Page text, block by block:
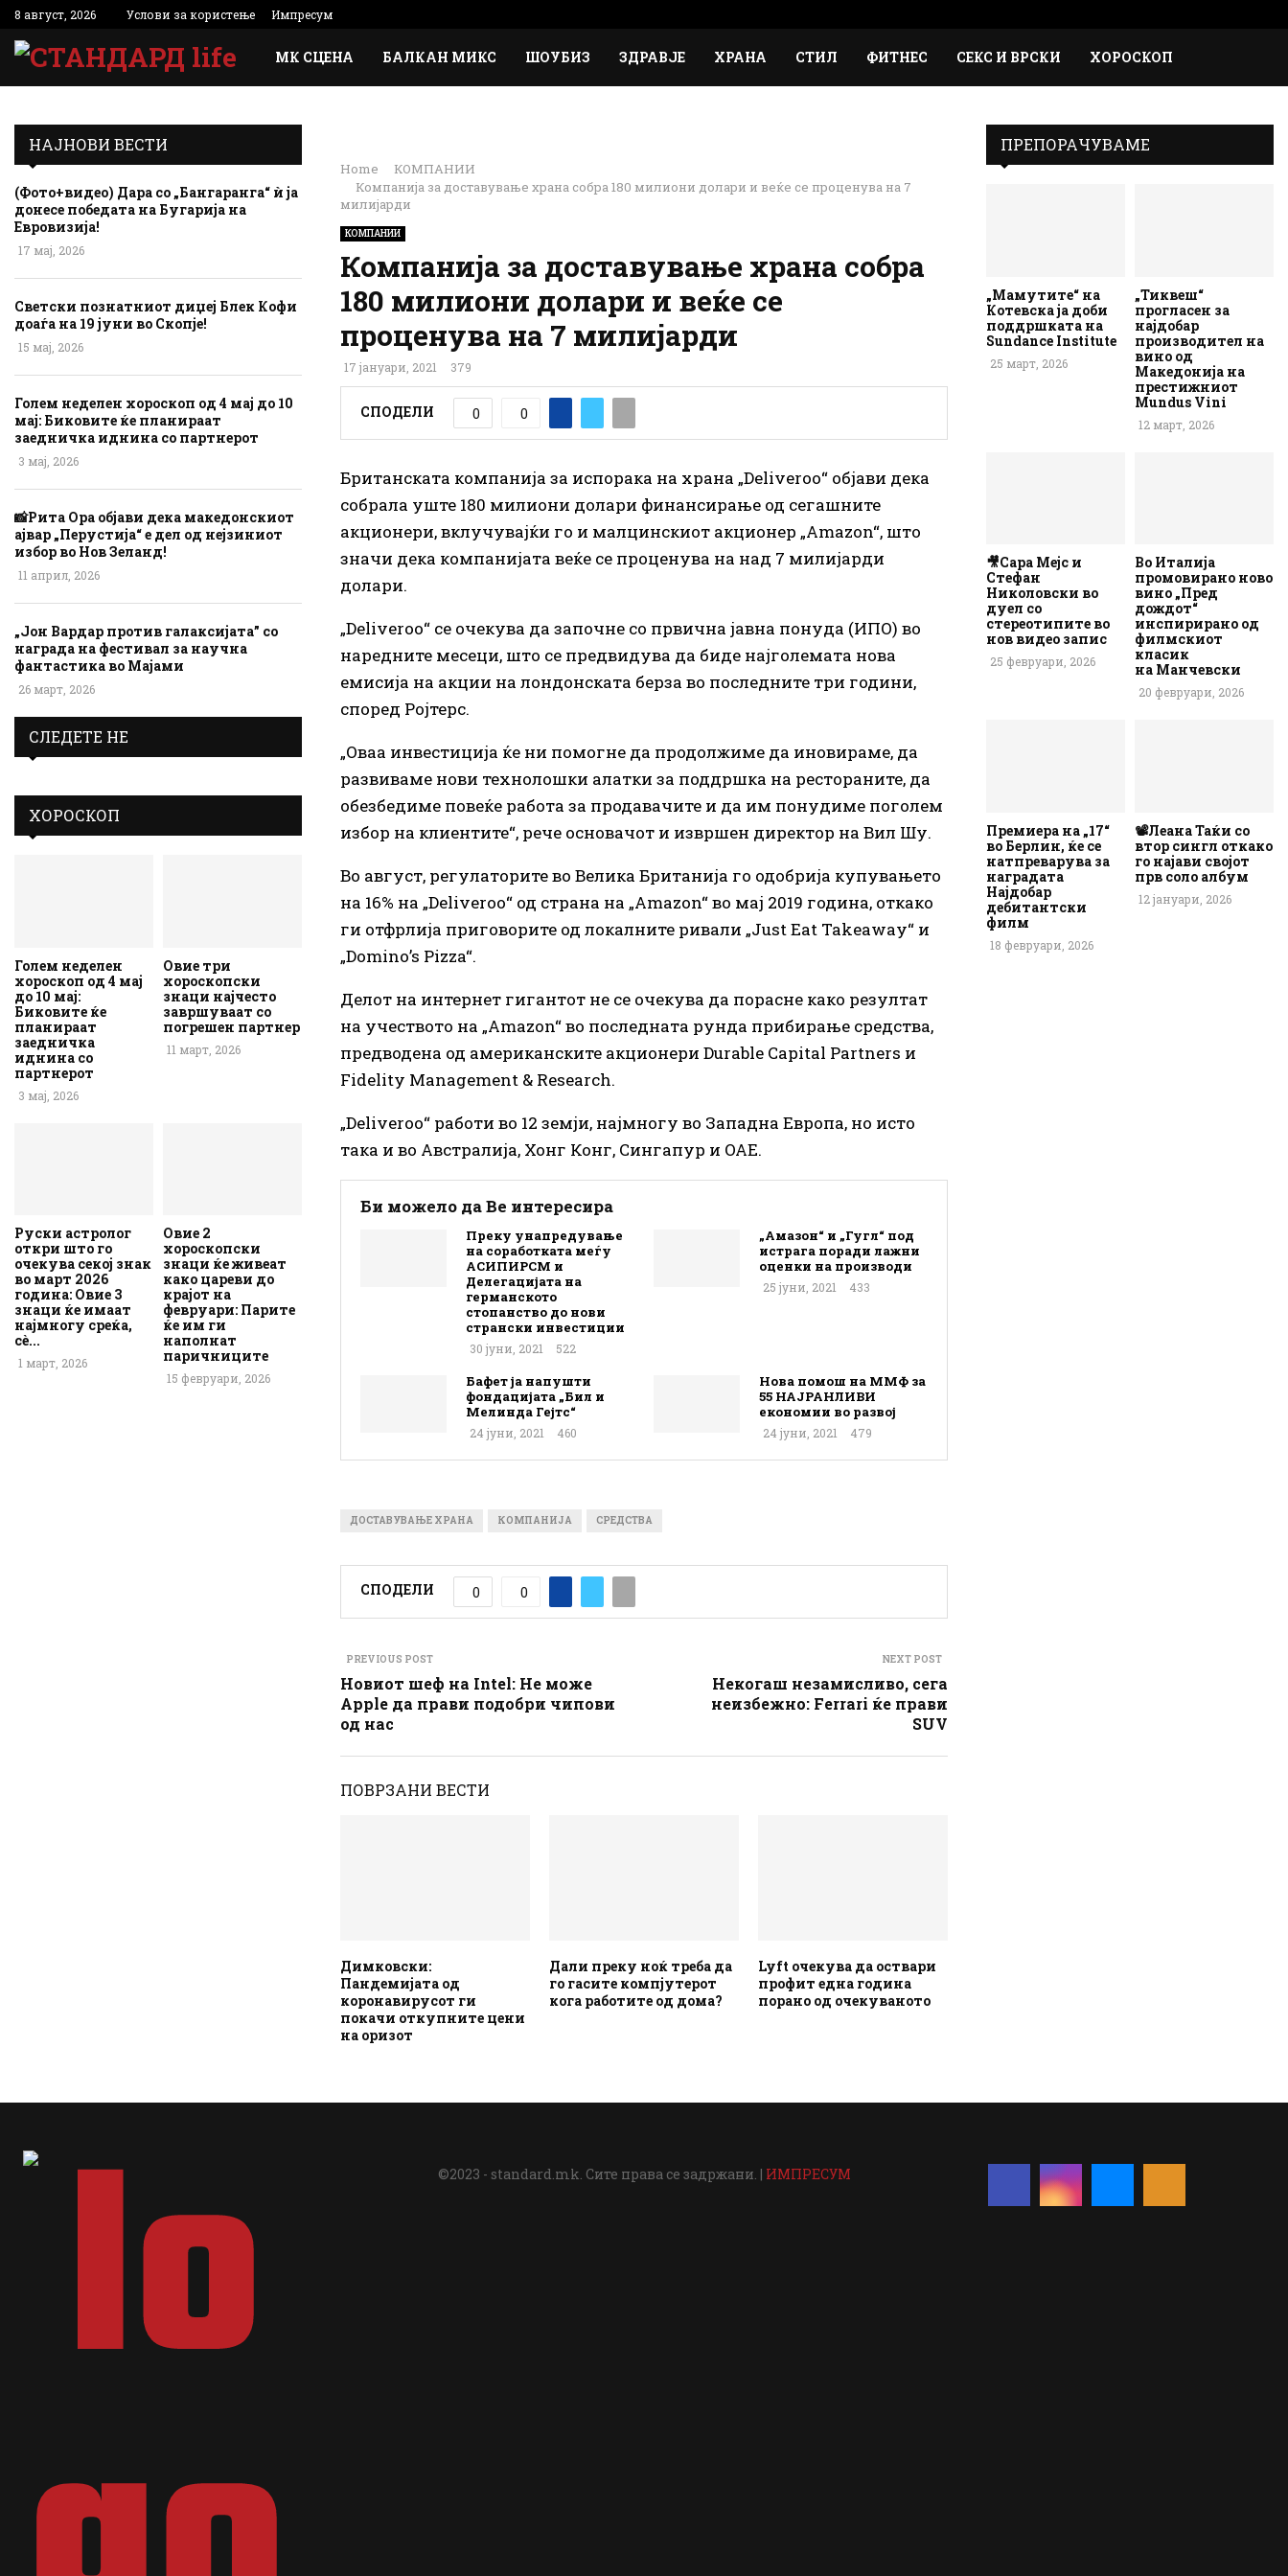
8 август, 2026 Услови за користење Импресум
МК СЦЕНА БАЛКАН МИКС ШОУБИЗ ЗДРАВЈЕ ХРАНА СТИЛ ФИТНЕС СЕКС И ВРСКИ ХОРОСКОП
Home
КОМПАНИИ
Компанија за доставување храна собра 180 милиони долари и веќе се проценува на 7
милијарди
КОМПАНИИ
Компанија за доставување храна собра
180 милиони долари и веќе се
проценува на 7 милијарди
17 јануари, 2021 379
СПОДЕЛИ 0 0
Британската компанија за испорака на храна „Deliveroo“ објави дека
собрала уште 180 милиони долари финансирање од сегашните
акционери, вклучувајќи го и малцинскиот акционер „Amazon“, што
значи дека компанијата веќе се проценува на над 7 милијарди
долари.
„Deliveroo“ се очекува да започне со првична јавна понуда (ИПО) во
наредните месеци, што се предвидува да биде најголемата нова
емисија на акции на лондонската берза во последните три години,
според Ројтерс.
„Оваа инвестиција ќе ни помогне да продолжиме да иновираме, да
развиваме нови технолошки алатки за поддршка на рестораните, да
обезбедиме повеќе работа за продавачите и да им понудиме поголем
избор на клиентите“, рече основачот и извршен директор на Вил Шу.
Во август, регулаторите во Велика Британија го одобрија купувањето
на 16% на „Deliveroo“ од страна на „Amazon“ во мај 2019 година, откако
ги отфрлија приговорите од локалните ривали „Just Eat Takeaway“ и
„Domino’s Pizza“.
Делот на интернет гигантот не се очекува да порасне како резултат
на учеството на „Amazon“ во последната рунда прибирање средства,
предводена од американските акционери Durable Capital Partners и
Fidelity Management & Research.
„Deliveroo“ работи во 12 земји, најмногу во Западна Европа, но исто
така и во Австралија, Хонг Конг, Сингапур и ОАЕ.
Би можело да Ве интересира
Преку унапредување
на соработката меѓу
АСИПИРСМ и
Делегацијата на
германското
стопанство до нови
странски инвестиции
30 јуни, 2021 522
„Амазон“ и „Гугл“ под
истрага поради лажни
оценки на производи
25 јуни, 2021 433
Бафет ја напушти
фондацијата „Бил и
Мелинда Гејтс“
24 јуни, 2021 460
Нова помош на ММФ за
55 НАЈРАНЛИВИ
економии во развој
24 јуни, 2021 479
ДОСТАВУВАЊЕ ХРАНА КОМПАНИЈА СРЕДСТВА
СПОДЕЛИ 0 0
PREVIOUS POST
Новиот шеф на Intel: Не може
Apple да прави подобри чипови
од нас
NEXT POST
Некогаш незамисливо, сега
неизбежно: Ferrari ќе прави
SUV
ПОВРЗАНИ ВЕСТИ
Димковски:
Пандемијата од
коронавирусот ги
покачи откупните цени
на оризот
Дали преку ноќ треба да
го гасите компјутерот
кога работите од дома?
Lyft очекува да оствари
профит една година
порано од очекуваното
НАЈНОВИ ВЕСТИ
(Фото+видео) Дара со „Бангаранга“ ѝ ја
донесе победата на Бугарија на
Евровизија!
17 мај, 2026
Светски познатниот диџеј Блек Кофи
доаѓа на 19 јуни во Скопје!
15 мај, 2026
Голем неделен хороскоп од 4 мај до 10
мај: Биковите ќе планираат
заедничка иднина со партнерот
3 мај, 2026
📸Рита Ора објави дека македонскиот
ајвар „Перустија“ е дел од нејзиниот
избор во Нов Зеланд!
11 април, 2026
„Јон Вардар против галаксијата” со
награда на фестивал за научна
фантастика во Мајами
26 март, 2026
СЛЕДЕТЕ НЕ
ХОРОСКОП
Голем неделен
хороскоп од 4 мај
до 10 мај:
Биковите ќе
планираат
заедничка
иднина со
партнерот
3 мај, 2026
Овие три
хороскопски
знаци најчесто
завршуваат со
погрешен партнер
11 март, 2026
Руски астролог
откри што го
очекува секој знак
во март 2026
година: Овие 3
знаци ќе имаат
најмногу среќа,
сè...
1 март, 2026
Овие 2
хороскопски
знаци ќе живеат
како цареви до
крајот на
февруари: Парите
ќе им ги
наполнат
паричниците
15 февруари, 2026
ПРЕПОРАЧУВАМЕ
„Мамутите“ на
Котевска ја доби
поддршката на
Sundance Institute
25 март, 2026
„Тиквеш“
прогласен за
најдобар
производител на
вино од
Македонија на
престижниот
Mundus Vini
12 март, 2026
🎥Сара Мејс и
Стефан
Николовски во
дуел со
стереотипите во
нов видео запис
25 февруари, 2026
Во Италија
промовирано ново
вино „Пред
дождот“
инспирирано од
филмскиот
класик
на Манчевски
20 февруари, 2026
Премиера на „17“
во Берлин, ќе се
натпреварува за
наградата
Најдобар
дебитантски
филм
18 февруари, 2026
📽️Леана Таќи со
втор сингл откако
го најави својот
прв соло албум
12 јануари, 2026
©2023 - standard.mk. Сите права се задржани. | ИМПРЕСУМ